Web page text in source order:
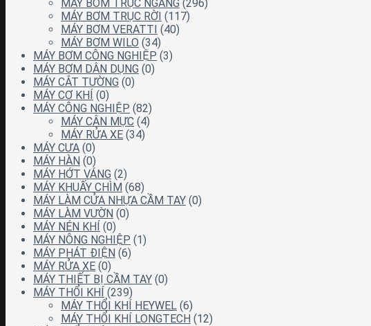
MÁY BƠM TRỤC NGANG (296)
MÁY BƠM TRỤC RỜI (117)
MÁY BƠM VERATTI (40)
MÁY BƠM WILO (34)
MÁY BƠM CÔNG NGHIỆP (3)
MÁY BƠM DÂN DỤNG (0)
MÁY CẮT TƯỜNG (0)
MÁY CƠ KHÍ (0)
MÁY CÔNG NGHIỆP (82)
MÁY CÂN MỰC (4)
MÁY RỬA XE (34)
MÁY CƯA (0)
MÁY HÀN (0)
MÁY HỚT VÁNG (2)
MÁY KHUẤY CHÌM (68)
MÁY LÀM CỬA NHỰA CẦM TAY (0)
MÁY LÀM VƯỜN (0)
MÁY NÉN KHÍ (0)
MÁY NÔNG NGHIỆP (1)
MÁY PHÁT ĐIỆN (6)
MÁY RỬA XE (0)
MÁY THIẾT BỊ CẦM TAY (0)
MÁY THỔI KHÍ (239)
MÁY THỔI KHÍ HEYWEL (6)
MÁY THỔI KHÍ LONGTECH (12)